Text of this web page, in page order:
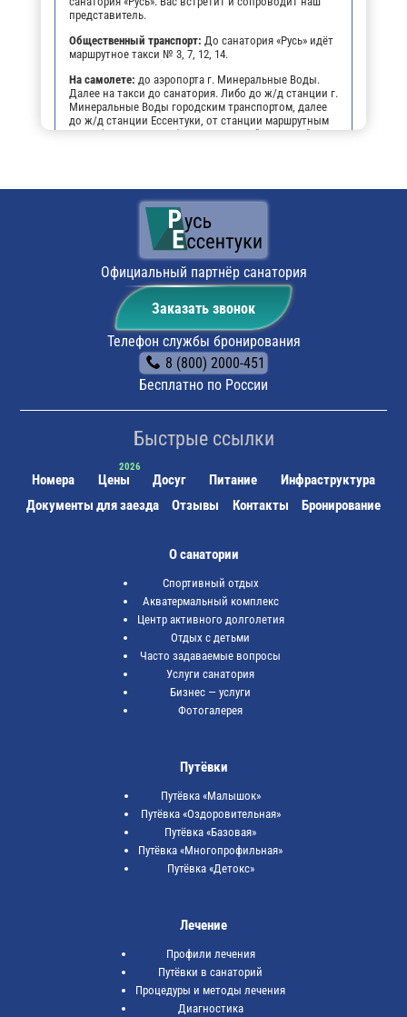
представитель.
Общественный транспорт: До санатория «Русь» идёт
маршрутное такси № 3, 7, 12, 14.
На самолете: до аэропорта г. Минеральные Воды.
Далее на такси до санатория. Либо до ж/д станции г.
Минеральные Воды городским транспортом, далее
до ж/д станции Ессентуки, от станции маршрутным
такси (№№ 3, 7, 12, 14) до остановки "Виктория",
не заблудиться, можно воспользоваться
навигатором. По прибытии будет возможность
оставить автомобиль на парковке санатория.
до ж/д вокзала г. Ессентуки, маршрутным
такси № 3, 7, 12, 14 до остановки «Виктория», далее
пешком 3-4 мин. до санатория
Официальный партнёр санатория
Заказать звонок
Телефон службы бронирования
8 (800) 2000-451
Бесплатно по России
Быстрые ссылки
Номера Цены Досуг Питание
Инфраструктура
Документы для заезда
Отзывы Контакты Бронирование
О санатории
Спортивный отдых
Акватермальный комплекс
Центр активного долголетия
Отдых с детьми
Часто задаваемые вопросы
Услуги санатория
Бизнес — услуги
Фотогалерея
Путёвки
Путёвка «Малышок»
Путёвка «Оздоровительная»
Путёвка «Базовая»
Путёвка «Многопрофильная»
Путёвка «Детокс»
Лечение
Профили лечения
Путёвки в санаторий
Процедуры и методы лечения
Диагностика